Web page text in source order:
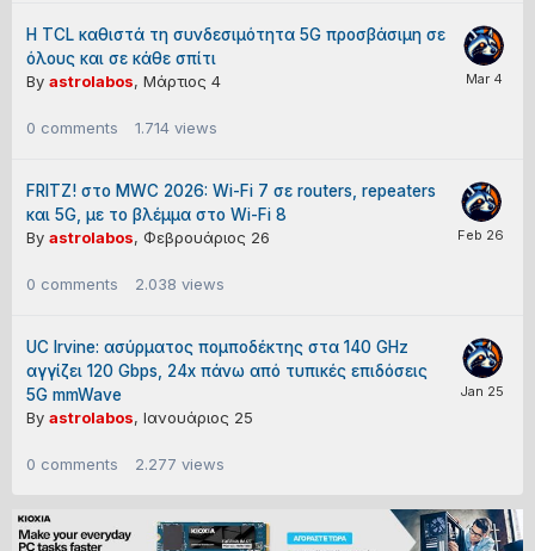
Η TCL καθιστά τη συνδεσιμότητα 5G προσβάσιμη σε
όλους και σε κάθε σπίτι
By astrolabos, Μάρτιος 4
0 comments 1.714 views
FRITZ! στο MWC 2026: Wi-Fi 7 σε routers, repeaters
και 5G, με το βλέμμα στο Wi-Fi 8
By astrolabos, Φεβρουάριος 26
0 comments 2.038 views
UC Irvine: ασύρματος πομποδέκτης στα 140 GHz
αγγίζει 120 Gbps, 24x πάνω από τυπικές επιδόσεις
5G mmWave
By astrolabos, Ιανουάριος 25
0 comments 2.277 views